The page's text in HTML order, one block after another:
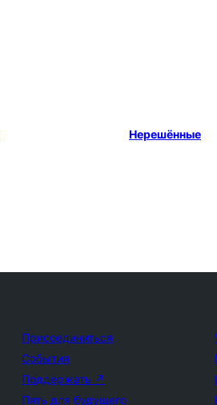
Нерешённые
Присоединиться
События
Поддержать ↗
Пять для будущего